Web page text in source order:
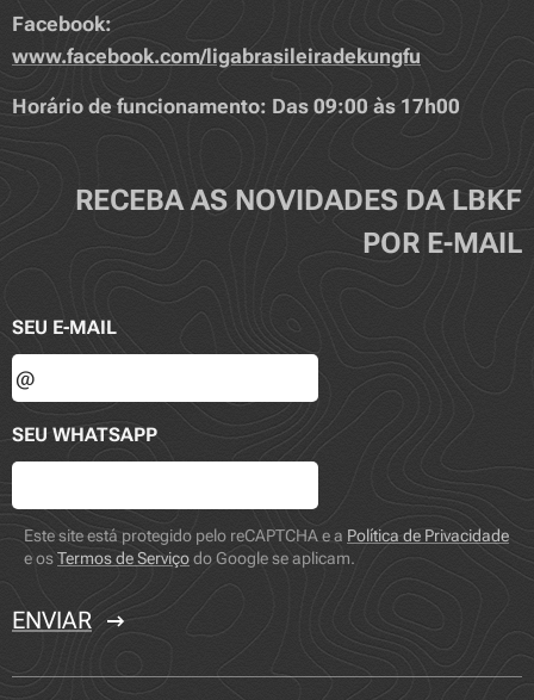
Facebook:
www.facebook.com/ligabrasileiradekungfu
Horário de funcionamento: Das 09:00 às 17h00
RECEBA AS NOVIDADES DA LBKF
POR E-MAIL
SEU E-MAIL
SEU WHATSAPP
Este site está protegido pelo reCAPTCHA e a Política de Privacidade
e osTermos de Serviçodo Google se aplicam.
ENVIAR